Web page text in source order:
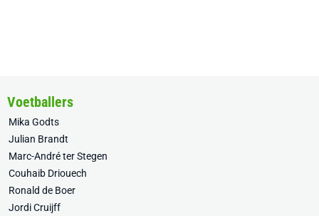
Voetballers
Mika Godts
Julian Brandt
Marc-André ter Stegen
Couhaib Driouech
Ronald de Boer
Jordi Cruijff